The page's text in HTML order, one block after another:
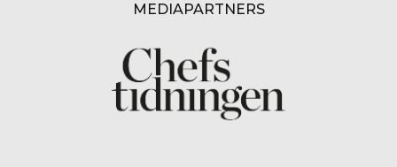
MEDIAPARTNERS